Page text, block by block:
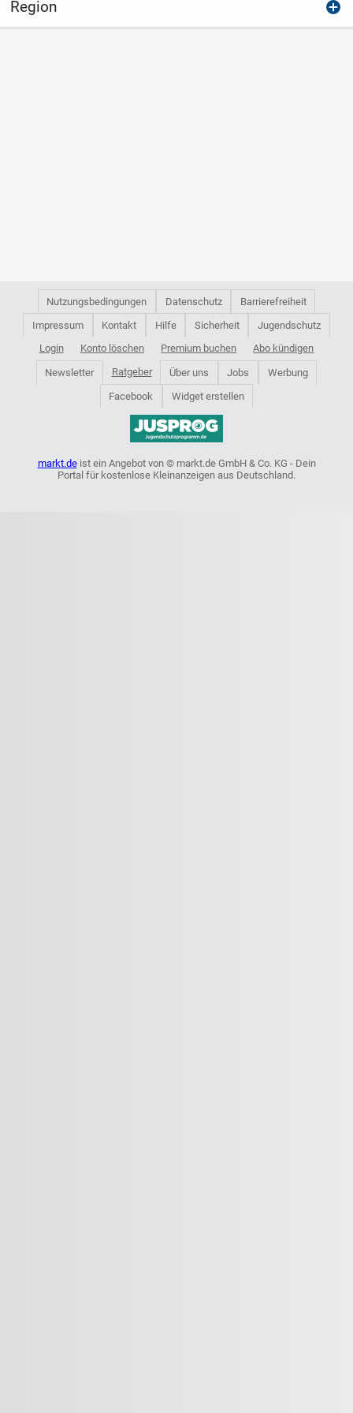
Region
Nutzungsbedingungen Datenschutz
Barrierefreiheit
Impressum
Kontakt Hilfe Sicherheit
Jugendschutz
Login
Konto löschen Premium buchen Abo kündigen
Newsletter Ratgeber Über uns Jobs
Werbung
Facebook
Widget erstellen
markt.deist ein Angebot von © markt.de GmbH & Co. KG - Dein
Portal für kostenlose Kleinanzeigen aus Deutschland.